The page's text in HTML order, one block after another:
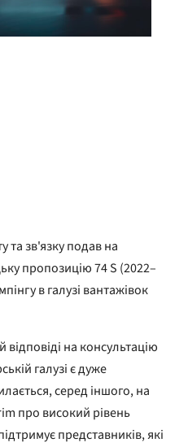
та зв'язку подав на
пропозицію 74 S (2022–
в галузі вантажівок
на консультацію
галузі є дуже
серед іншого, на
про високий рівень
представників, які